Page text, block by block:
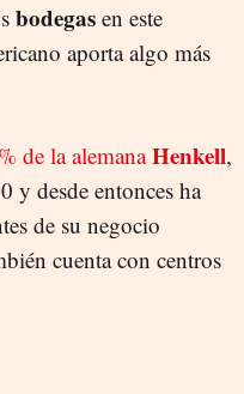
bodegas en este
aporta algo más
de la alemanaHenkell,
y desde entonces ha
de su negocio
cuenta con centros